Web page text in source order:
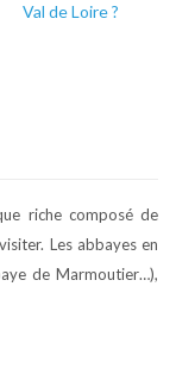
Val de Loire ?
riche composé de
Les abbayes en
de Marmoutier…),